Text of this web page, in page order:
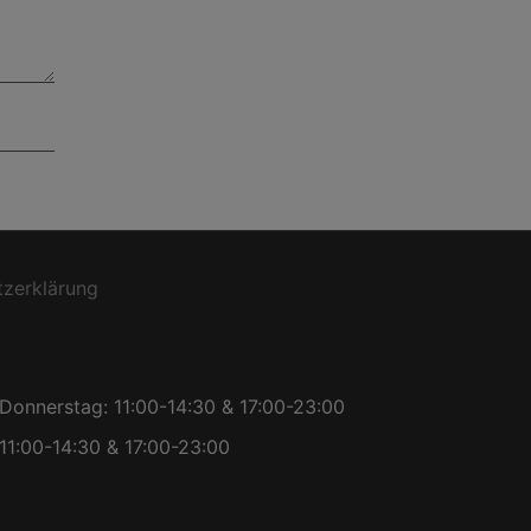
Donnerstag: 11:00-14:30 & 17:00-23:00
14:30 & 17:00-23:00